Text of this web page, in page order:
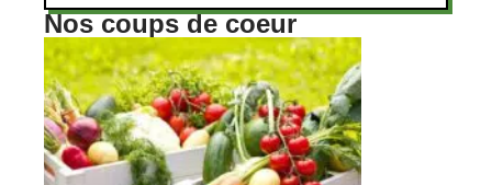
Nos coups de coeur